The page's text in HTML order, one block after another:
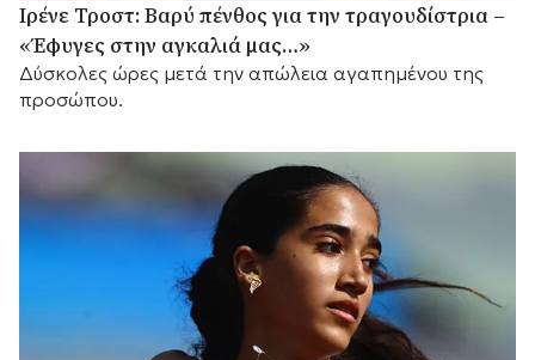
Ιρένε Τροστ: Βαρύ πένθος για την τραγουδίστρια –
«Έφυγες στην αγκαλιά μας…»
Δύσκολες ώρες μετά την απώλεια αγαπημένου της
προσώπου.